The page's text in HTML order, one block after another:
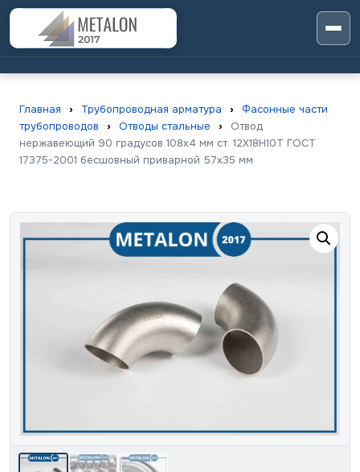
Главная › Трубопроводная арматура ›
Фасонные части
трубопроводов
› Отводы стальные ›
Отвод
нержавеющий 90 градусов 108х4 мм ст. 12Х18Н10Т ГОСТ
17375-2001 бесшовный приварной 57х35 мм